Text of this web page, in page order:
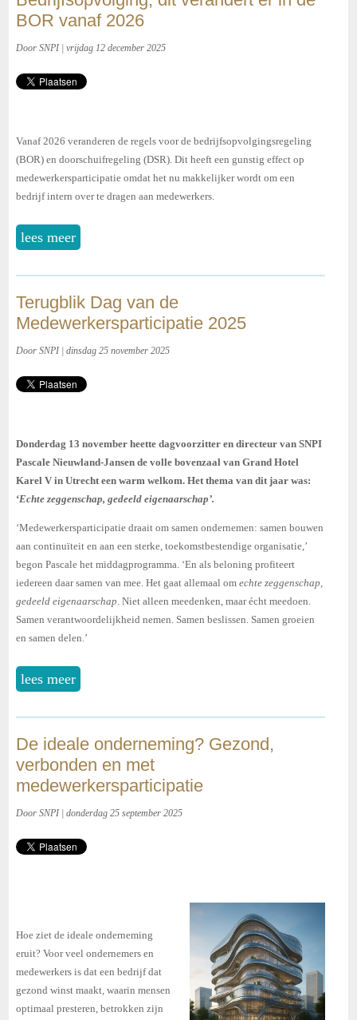
BOR vanaf 2026
Door SNPI | vrijdag 12 december 2025
Vanaf 2026 veranderen de regels voor de bedrijfsopvolgingsregeling
(BOR) en doorschuifregeling (DSR). Dit heeft een gunstig effect op
medewerkersparticipatie omdat het nu makkelijker wordt om een
bedrijf intern over te dragen aan medewerkers.
lees meer
Terugblik Dag van de
Medewerkersparticipatie 2025
Door SNPI | dinsdag 25 november 2025
Donderdag 13 november heette dagvoorzitter en directeur van SNPI
Pascale Nieuwland-Jansen de volle bovenzaal van Grand Hotel
Karel V in Utrecht een warm welkom. Het thema van dit jaar was:
‘Echte zeggenschap, gedeeld eigenaarschap’.
‘Medewerkersparticipatie draait om samen ondernemen: samen bouwen
aan continuïteit en aan een sterke, toekomstbestendige organisatie,’
begon Pascale het middagprogramma. ‘En als beloning profiteert
iedereen daar samen van mee. Het gaat allemaal omechte zeggenschap,
gedeeld eigenaarschap. Niet alleen meedenken, maar écht meedoen.
Samen verantwoordelijkheid nemen. Samen beslissen. Samen groeien
en samen delen.’
lees meer
De ideale onderneming? Gezond,
verbonden en met
medewerkersparticipatie
Door SNPI | donderdag 25 september 2025
Hoe ziet de ideale onderneming
eruit? Voor veel ondernemers en
medewerkers is dat een bedrijf dat
gezond winst maakt, waarin mensen
optimaal presteren, betrokken zijn